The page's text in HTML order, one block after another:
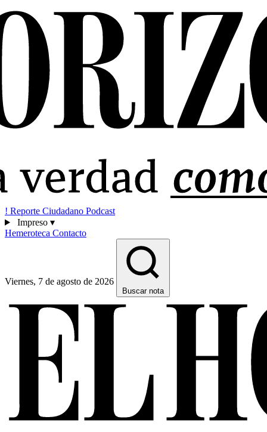
! Reporte Ciudadano Podcast
Impreso ▾
Hemeroteca Contacto
Viernes, 7 de agosto de 2026
Buscar nota